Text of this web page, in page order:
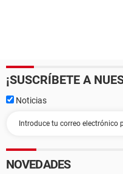
¡SUSCRÍBETE A
Noticias
NOVEDADES